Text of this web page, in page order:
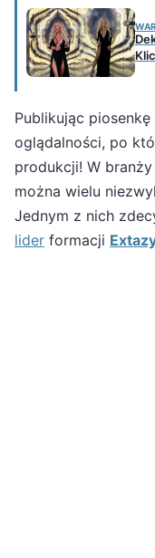
Publikując
oglądalności, po
produkcji! W
można wielu
Jednym z nich
lider formacji